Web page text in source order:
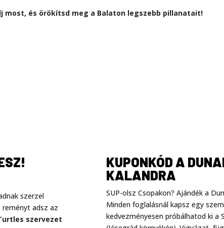
most, és örökítsd meg a Balaton legszebb pillanatait!
szerzel
adsz az
szervezet
KUPONKÓD A
KALANDRA
SUP-olsz Csopakon? Ajándék a
Minden foglalásnál kapsz egy
kedvezményesen próbálhatod ki a